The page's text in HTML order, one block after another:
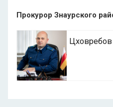
Прокурор Знаурского